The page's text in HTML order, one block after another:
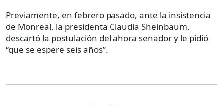
Previamente, en febrero pasado, ante la insistencia
de Monreal, la presidenta Claudia Sheinbaum,
descartó la postulación del ahora senador y le pidió
“que se espere seis años”.